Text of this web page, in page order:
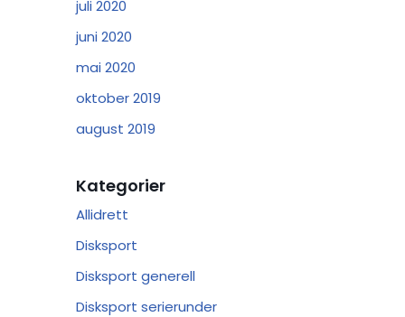
juli 2020
juni 2020
mai 2020
oktober 2019
august 2019
Kategorier
Allidrett
Disksport
Disksport generell
Disksport serierunder